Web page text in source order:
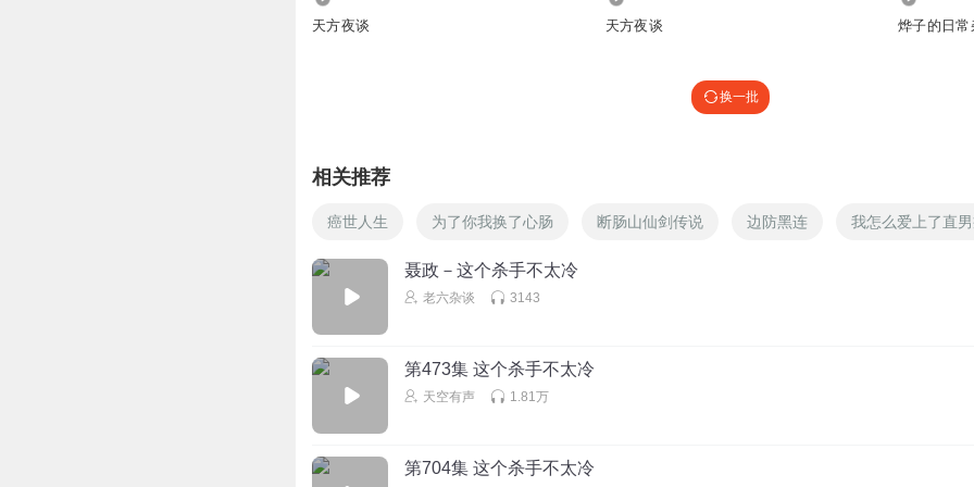
天方夜谈 天方夜谈 烨子的日常
换一批
相关推荐
癌世人生 为了你我换了心肠 断肠山仙剑传说 边防黑连 我怎么爱上了直
聂政－这个杀手不太冷
老六杂谈 3143
第473集 这个杀手不太冷
天空有声 1.81万
第704集 这个杀手不太冷